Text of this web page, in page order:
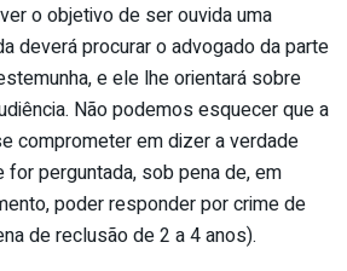
o objetivo de ser ouvida uma
deverá procurar o advogado da parte
e ele lhe orientará sobre
Não podemos esquecer que a
comprometer em dizer a verdade
perguntada, sob pena de, em
poder responder por crime de
de reclusão de 2 a 4 anos).